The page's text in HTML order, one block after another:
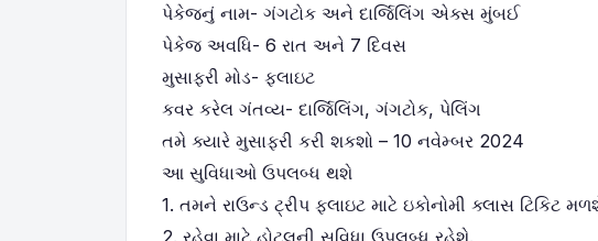
પેકેજનું નામ- ગંગટોક અને દાર્જિલિંગ એક્સ મુંબઈ
પેકેજ અવધિ- 6 રાત અને 7 દિવસ
મુસાફરી મોડ- ફ્લાઇટ
કવર કરેલ ગંતવ્ય- દાર્જિલિંગ, ગંગટોક, પેલિંગ
તમે ક્યારે મુસાફરી કરી શકશો – 10 નવેમ્બર 2024
આ સુવિધાઓ ઉપલબ્ધ થશે
1. તમને રાઉન્ડ ટ્રીપ ફ્લાઇટ માટે ઇકોનોમી ક્લાસ ટિકિટ
2. રહેવા માટે હોટલની સુવિધા ઉપલબ્ધ રહેશે.